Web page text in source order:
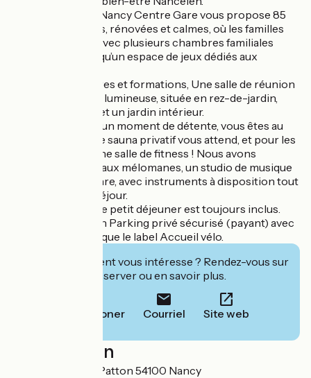
l'hôtel ibis Styles Nancy Centre Gare vous propose 85
chambres uniques, rénovées et calmes, où les familles
sont à l’honneur, avec plusieurs chambres familiales
disponibles ainsi qu’un espace de jeux dédiés aux
Pour vos séminaires et formations, Une salle de réunion
de 50 m², calme et lumineuse, située en rez-de-jardin,
mais aussi un bar et un jardin intérieur.
Vous recherchez un moment de détente, vous êtes au
bon endroit, notre sauna privatif vous attend, et pour les
plus courageux, une salle de fitness ! Nous avons
également pensé aux mélomanes, un studio de musique
unique en son genre, avec instruments à disposition tout
au long de votre séjour.
Chez Ibis Styles, Le petit déjeuner est toujours inclus.
L’hôtel possède un Parking privé sécurisé (payant) avec
accès direct ainsi que le label Accueil vélo.
Cet établissement vous intéresse ? Rendez-vous sur
leur site pour réserver ou en savoir plus.
Téléphoner Courriel Site web
Localisation
3 Rue de l'Armée Patton 54100 Nancy